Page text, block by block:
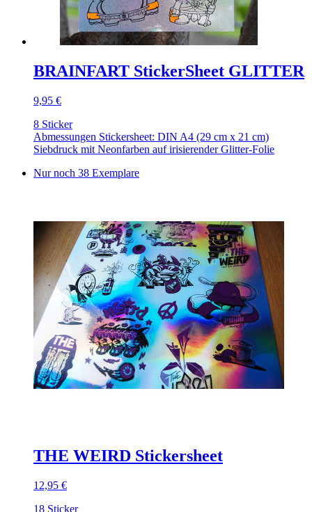
BRAINFART StickerSheet GLITTER
9,95 €
8 Sticker
Abmessungen Stickersheet: DIN A4 (29 cm x 21 cm)
Siebdruck mit Neonfarben auf irisierender Glitter-Folie
Nur noch 38 Exemplare
THE WEIRD Stickersheet
12,95 €
18 Sticker